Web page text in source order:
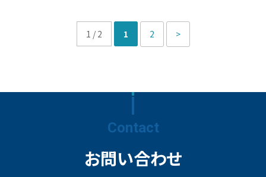
1 / 2 1 2 >
Contact
お問い合わせ